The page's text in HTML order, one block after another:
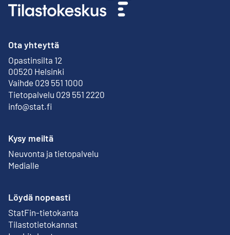
Ota yhteyttä
Opastinsilta 12
00520 Helsinki
Ulkoinen linkki
Vaihde 029 551 1000
Tietopalvelu 029 551 2220
info@stat.fi
Kysy meiltä
Neuvonta ja tietopalvelu
Medialle
Löydä nopeasti
StatFin-tietokanta
Ulkoinen linkki
Tilastotietokannat